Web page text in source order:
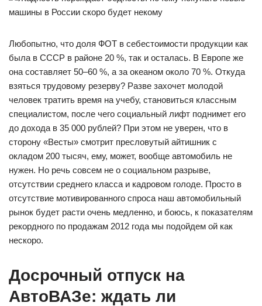
Любопытно, что доля ФОТ в себестоимости продукции как
была в СССР в районе 20 %, так и осталась. В Европе же
она составляет 50–60 %, а за океаном около 70 %. Откуда
взяться трудовому резерву? Разве захочет молодой
человек тратить время на учебу, становиться классным
специалистом, после чего социальный лифт поднимет его
до дохода в 35 000 рублей? При этом не уверен, что в
сторону «Весты» смотрит пресловутый айтишник с
окладом 200 тысяч, ему, может, вообще автомобиль не
нужен. Но речь совсем не о социальном разрыве,
отсутствии среднего класса и кадровом голоде. Просто в
отсутствие мотивированного спроса наш автомобильный
рынок будет расти очень медленно, и боюсь, к показателям
рекордного по продажам 2012 года мы подойдем ой как
нескоро.
Досрочный отпуск на
АвтоВАЗе: ждать ли